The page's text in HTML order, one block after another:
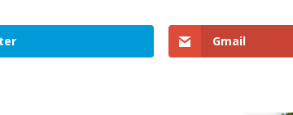
Gmail